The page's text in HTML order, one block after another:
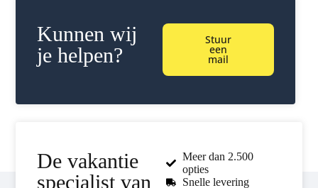
Kunnen wij
je helpen?
Stuur
een
mail
De vakantie
specialist van
Meer dan 2.500
opties
Snelle levering